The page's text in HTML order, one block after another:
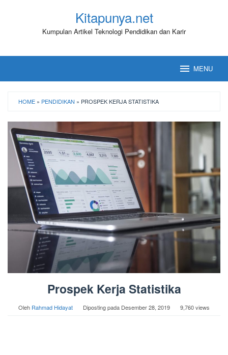
Kitapunya.net
Kumpulan Artikel Teknologi Pendidikan dan Karir
MENU
HOME » PENDIDIKAN » PROSPEK KERJA STATISTIKA
Prospek Kerja Statistika
Oleh Rahmad Hidayat Diposting pada Desember 28, 2019 9,760 views